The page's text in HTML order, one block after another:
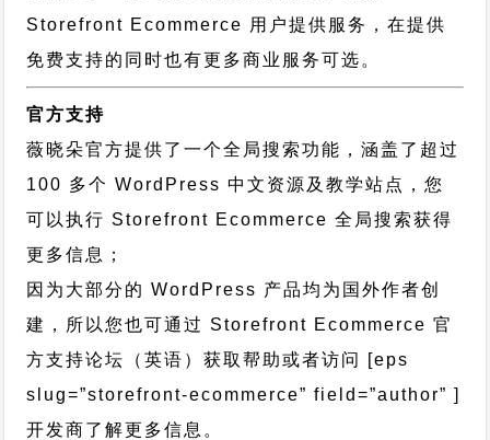
Storefront Ecommerce 用户提供服务，在提供
免费支持的同时也有更多商业服务可选。
官方支持
薇晓朵官方提供了一个全局搜索功能，涵盖了超过
100 多个 WordPress 中文资源及教学站点，您
可以执行 Storefront Ecommerce 全局搜索获得
更多信息；
因为大部分的 WordPress 产品均为国外作者创
建，所以您也可通过 Storefront Ecommerce 官
方支持论坛
（英语）获取帮助或者访问 [eps
slug=”storefront-ecommerce” field=”author” ]
开发商了解更多信息。